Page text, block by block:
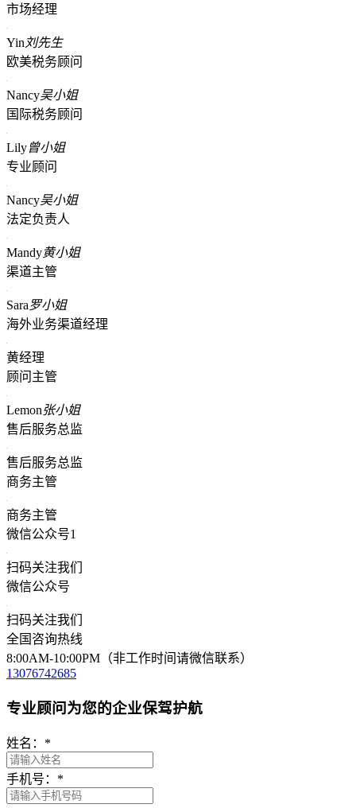
市场经理
Yin 刘先生
欧美税务顾问
Nancy吴小姐
国际税务顾问
Lily曾小姐
专业顾问
Nancy吴小姐
法定负责人
Mandy黄小姐
渠道主管
Sara罗小姐
海外业务渠道经理
黄经理
顾问主管
Lemon张小姐
售后服务总监
售后服务总监
商务主管
商务主管
微信公众号1
扫码关注我们
微信公众号
扫码关注我们
全国咨询热线
8:00AM-10:00PM（非工作时间请微信联系）
13076742685
专业顾问为您的企业保驾护航
姓名： *
手机号： *